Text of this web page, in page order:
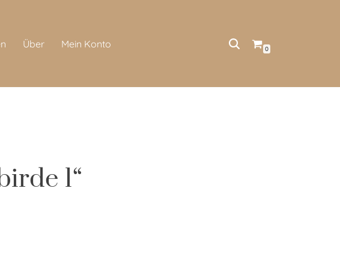
Über Mein Konto 0
1“